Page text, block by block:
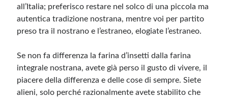
all’Italia; preferisco restare nel solco di una piccola ma
autentica tradizione nostrana, mentre voi per partito
preso tra il nostrano e l’estraneo, elogiate l’estraneo.
Se non fa differenza la farina d’insetti dalla farina
integrale nostrana, avete già perso il gusto di vivere, il
piacere della differenza e delle cose di sempre. Siete
alieni, solo perché razionalmente avete stabilito che